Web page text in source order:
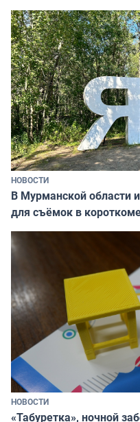
НОВОСТИ
В Мурманской области
для съёмок в
НОВОСТИ
«Табуретка», ночной